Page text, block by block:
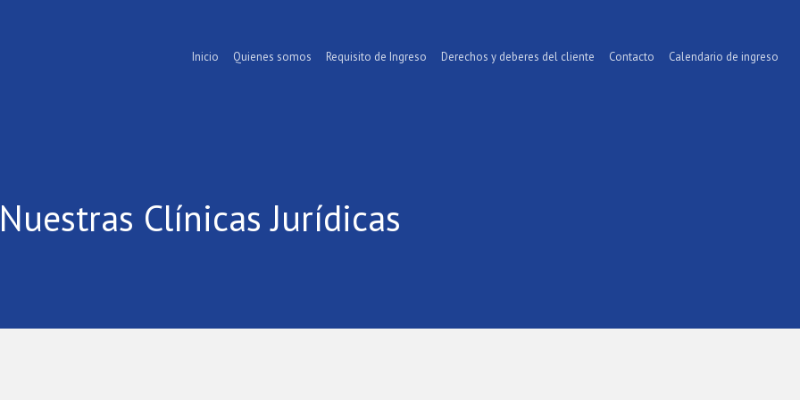
Inicio Quienes somos Requisito de Ingreso Derechos y deberes del cliente Contacto Calendario de ingreso
Nuestras Clínicas Jurídicas